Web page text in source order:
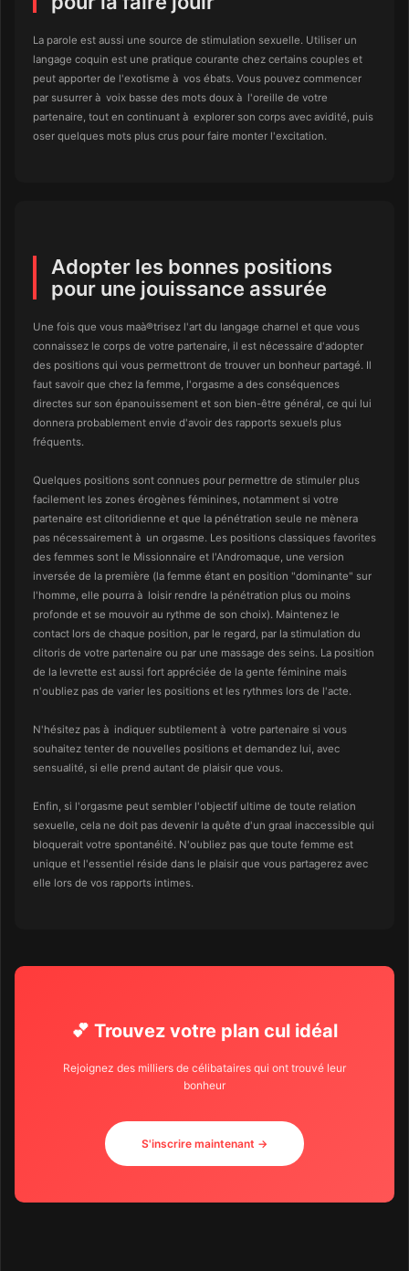
La parole est aussi une source de stimulation sexuelle. Utiliser un
langage coquin est une pratique courante chez certains couples et
peut apporter de l'exotisme à vos ébats. Vous pouvez commencer
par susurrer à voix basse des mots doux à l'oreille de votre
partenaire, tout en continuant à explorer son corps avec avidité, puis
oser quelques mots plus crus pour faire monter l'excitation.
Adopter les bonnes positions
pour une jouissance assurée
Une fois que vous maà®trisez l'art du langage charnel et que vous
connaissez le corps de votre partenaire, il est nécessaire d'adopter
des positions qui vous permettront de trouver un bonheur partagé. Il
faut savoir que chez la femme, l'orgasme a des conséquences
directes sur son épanouissement et son bien-être général, ce qui lui
donnera probablement envie d'avoir des rapports sexuels plus
fréquents.
Quelques positions sont connues pour permettre de stimuler plus
facilement les zones érogènes féminines, notamment si votre
partenaire est clitoridienne et que la pénétration seule ne mènera
pas nécessairement à un orgasme. Les positions classiques favorites
des femmes sont le Missionnaire et l'Andromaque, une version
inversée de la première (la femme étant en position "dominante" sur
l'homme, elle pourra à loisir rendre la pénétration plus ou moins
profonde et se mouvoir au rythme de son choix). Maintenez le
contact lors de chaque position, par le regard, par la stimulation du
clitoris de votre partenaire ou par une massage des seins. La position
de la levrette est aussi fort appréciée de la gente féminine mais
n'oubliez pas de varier les positions et les rythmes lors de l'acte.
N'hésitez pas à indiquer subtilement à votre partenaire si vous
souhaitez tenter de nouvelles positions et demandez lui, avec
sensualité, si elle prend autant de plaisir que vous.
Enfin, si l'orgasme peut sembler l'objectif ultime de toute relation
sexuelle, cela ne doit pas devenir la quête d'un graal inaccessible qui
bloquerait votre spontanéité. N'oubliez pas que toute femme est
unique et l'essentiel réside dans le plaisir que vous partagerez avec
elle lors de vos rapports intimes.
💕 Trouvez votre plan cul idéal
Rejoignez des milliers de célibataires qui ont trouvé leur
bonheur
S'inscrire maintenant →